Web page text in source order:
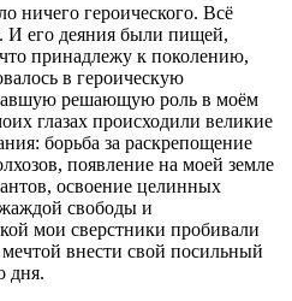
ничего героического. Всё
И его деяния были пищей,
принадлежу к поколению,
в героическую
решающую роль в моём
глазах происходили великие
борьба за раскрепощение
появление на моей земле
освоение целинных
свободы и
мои сверстники пробивали
внести свой посильный
дня.